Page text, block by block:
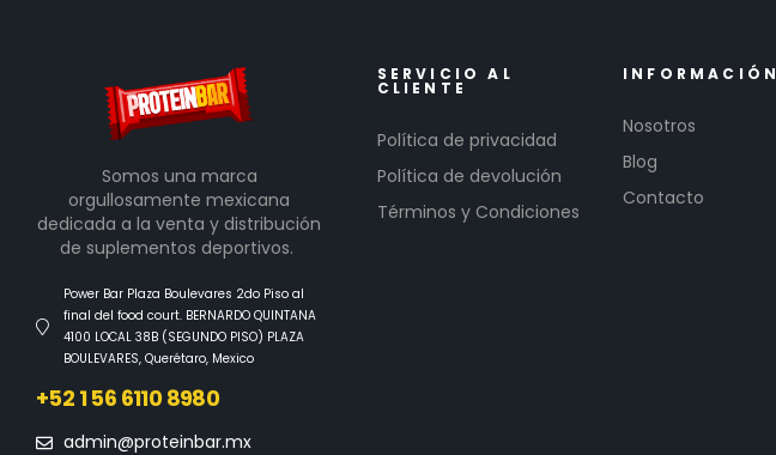
Somos una marca
orgullosamente mexicana
dedicada a la venta y distribución
de suplementos deportivos.
Power Bar Plaza Boulevares 2do Piso al
final del food court. BERNARDO QUINTANA
4100 LOCAL 38B (SEGUNDO PISO) PLAZA
BOULEVARES, Querétaro, Mexico
+52 1 56 6110 8980
admin@proteinbar.mx
SERVICIO AL
CLIENTE
Política de privacidad
Política de devolución
Términos y Condiciones
INFORMACIÓN
Nosotros
Blog
Contacto